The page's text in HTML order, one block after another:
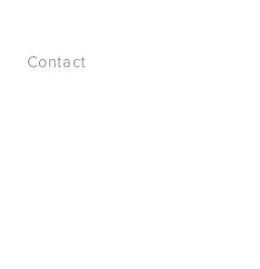
Contact